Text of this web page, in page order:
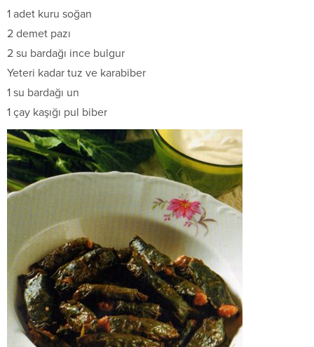
1 adet kuru soğan
2 demet pazı
2 su bardağı ince bulgur
Yeteri kadar tuz ve karabiber
1 su bardağı un
1 çay kaşığı pul biber